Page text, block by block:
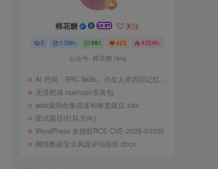
棉花糖 关注
0 1.5W+ 991 423 435W+
公众号: 棉花糖 fans
AI 挖洞、SRC Skills、仿生人类四层记忆系统
无境靶场 openvpn安装包
web漏洞合集描述和修复建议.xlsx
面试题目(红队方向)
WordPress 未授权RCE CVE-2026-63030
网络数据安全风险评估报告.docx